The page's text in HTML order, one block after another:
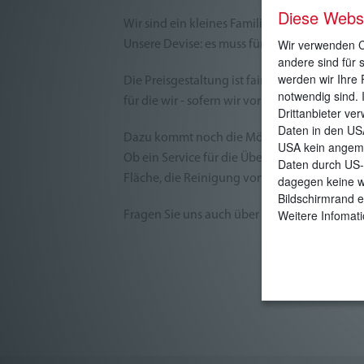
Wir sind ein kleines Familienunternehmen
Unsere Devise: es muss für beide Seiten
Die Preisgestaltung ist fair und
für die wir - sofern wir vor Ort sind - immer
Dazu kommt noch die Möglichkeit
Ob ein Service für die Übernahme von
Fläche, die Reinigung von eingestellten
Fragen Sie uns auch über die
Diese
Wir verwenden
andere sind für
werden wir Ihre
notwendig sind.
Drittanbieter
Daten in den
USA kein
Daten durch
dagegen keine
Bildschirmrand
Weitere